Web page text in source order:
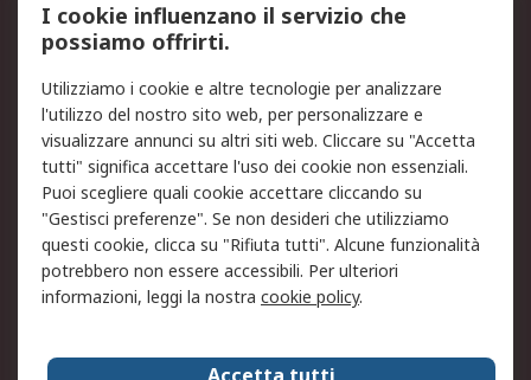
Legale
Informativa Cookie
Informativa Privacy -
Aggiornata
Email Security
Termini d'uso
Condizioni di vendita
Condizioni generali di
servizio
Etica e responsabilità
Chi Siamo
Chi Siamo
Contattaci
I cookie influenzano il servizio che
possiamo offrirti.
Utilizziamo i cookie e altre tecnologie per analizzare
l'utilizzo del nostro sito web, per personalizzare e
visualizzare annunci su altri siti web. Cliccare su "Accetta
tutti" significa accettare l'uso dei cookie non essenziali.
Puoi scegliere quali cookie accettare cliccando su
"Gestisci preferenze". Se non desideri che utilizziamo
questi cookie, clicca su "Rifiuta tutti". Alcune funzionalità
potrebbero non essere accessibili. Per ulteriori
informazioni, leggi la nostra cookie policy.